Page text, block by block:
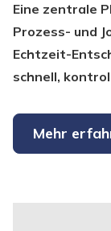
Eine zentrale
Prozess- und
Echtzeit-
schnell,
Mehr